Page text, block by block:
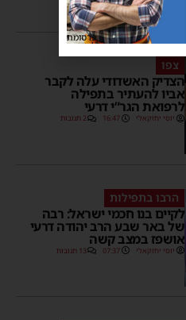
צפו
הצדיק האשדודי עלה לקבר
אביו להעתיר בתפילה
לרפואת הגר”י דרעי
יוסי יחזקאלי 16:47 2 תגובות
הרבו בתפילות
לקיים בנו חכמי ישראל: רבה
של באר שבע הרב יהודה דרעי
אושפז במצב קשה
יוסי יחזקאלי 07:37 13 תגובות
פרסומת